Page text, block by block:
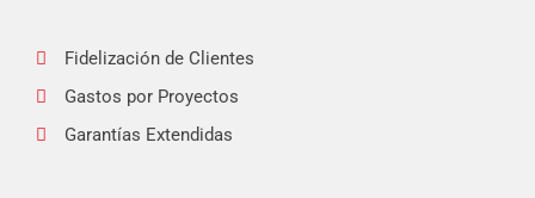
Fidelización de Clientes
Gastos por Proyectos
Garantías Extendidas